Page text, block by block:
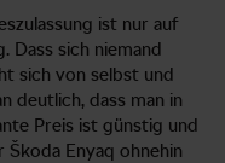
ist nur auf
Dass sich niemand
sich von selbst und
deutlich, dass man in
Preis ist günstig und
Enyaq ohnehin